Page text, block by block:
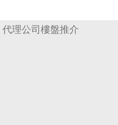
代理公司樓盤推介